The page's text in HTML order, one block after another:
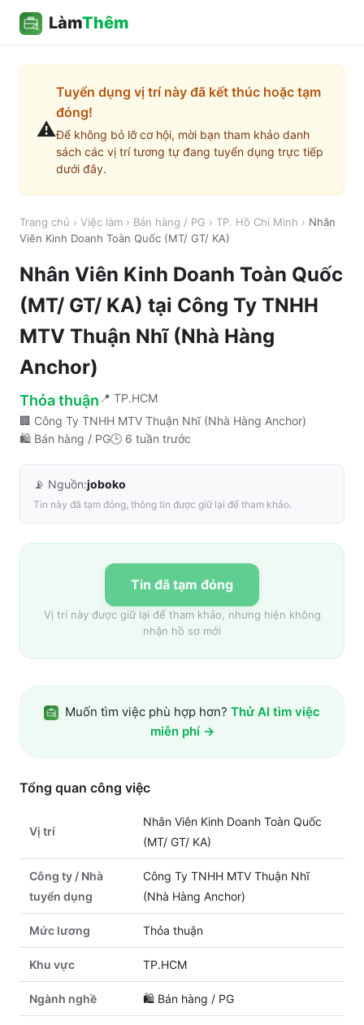
LàmThêm
⚠️
Tuyển dụng vị trí này đã kết thúc hoặc tạm
đóng!
Để không bỏ lỡ cơ hội, mời bạn tham khảo danh
sách các vị trí tương tự đang tuyển dụng trực tiếp
dưới đây.
Trang chủ › Việc làm › Bán hàng / PG › TP. Hồ Chí Minh › Nhân
Viên Kinh Doanh Toàn Quốc (MT/ GT/ KA)
Nhân Viên Kinh Doanh Toàn Quốc
(MT/ GT/ KA) tại Công Ty TNHH
MTV Thuận Nhĩ (Nhà Hàng
Anchor)
Thỏa thuận 📍 TP.HCM
🏢 Công Ty TNHH MTV Thuận Nhĩ (Nhà Hàng Anchor)
🛍️ Bán hàng / PG🕒 6 tuần trước
📡 Nguồn:joboko
Tin này đã tạm đóng, thông tin được giữ lại để tham khảo.
Tin đã tạm đóng
Vị trí này được giữ lại để tham khảo, nhưng hiện không
nhận hồ sơ mới
Muốn tìm việc phù hợp hơn? Thử AI tìm việc
miễn phí →
Tổng quan công việc
Vị trí
Nhân Viên Kinh Doanh Toàn Quốc
(MT/ GT/ KA)
Công ty / Nhà
tuyển dụng
Công Ty TNHH MTV Thuận Nhĩ
(Nhà Hàng Anchor)
Mức lương Thỏa thuận
Khu vực TP.HCM
Ngành nghề 🛍️ Bán hàng / PG